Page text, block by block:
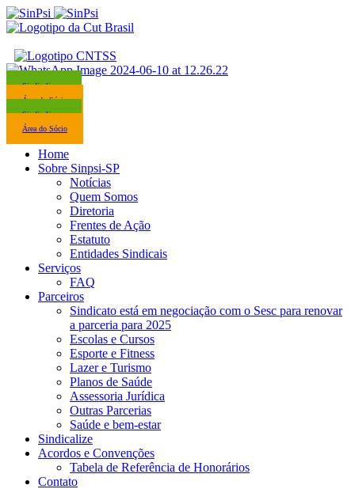
Sindicalize-se
Área do Sócio
Sindicalize-se
Área do Sócio
Home
Sobre Sinpsi-SP
Notícias
Quem Somos
Diretoria
Frentes de Ação
Estatuto
Entidades Sindicais
Serviços
FAQ
Parceiros
Sindicato está em negociação com o Sesc para renovar
a parceria para 2025
Escolas e Cursos
Esporte e Fitness
Lazer e Turismo
Planos de Saúde
Assessoria Jurídica
Outras Parcerias
Saúde e bem-estar
Sindicalize
Acordos e Convenções
Tabela de Referência de Honorários
Contato